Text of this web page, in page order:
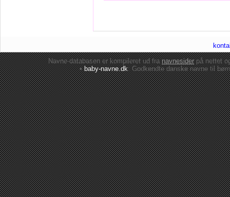
Navne-databasen er kompileret ud franavnesiderpå nettet
•baby-navne.dk: Godkendte danskenavne til børn